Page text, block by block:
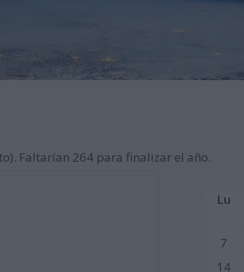
Faltarían 264 para finalizar el año.
Lu
7
14